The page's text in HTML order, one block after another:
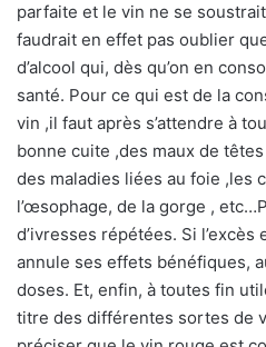
parfaite et le vin ne se
faudrait en effet pas oublier
d’alcool qui, dès qu’on en
santé. Pour ce qui est de la
vin ,il faut après s’attendre à
bonne cuite ,des maux de têtes
des maladies liées au foie ,les
l’œsophage, de la gorge ,
d’ivresses répétées. Si
annule ses effets bénéfiques,
doses. Et, enfin, à toutes fin
titre des différentes sortes de